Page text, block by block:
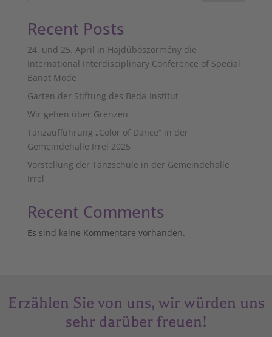
Recent Posts
24. und 25. April in Hajdúböszörmény die
International Interdisciplinary Conference of Special
Banat Mode
Garten der Stiftung des Beda-Institut
Wir gehen über Grenzen
Tanzaufführung „Color of Dance“ in der
Gemeindehalle Irrel 2025
Vorstellung der Tanzschule in der Gemeindehalle
Irrel
Recent Comments
Es sind keine Kommentare vorhanden.
Erzählen Sie von uns, wir würden uns
sehr darüber freuen!